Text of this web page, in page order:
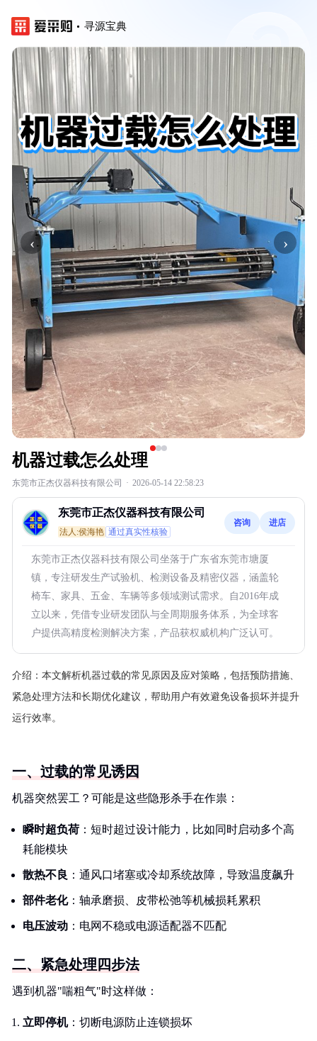
寻源宝典
‹ ›
机器过载怎么处理
东莞市正杰仪器科技有限公司 · 2026-05-14 22:58:23
东莞市正杰仪器科技有限公司
法人:侯海艳 通过真实性核验
咨询 进店
东莞市正杰仪器科技有限公司坐落于广东省东莞市塘厦
镇，专注研发生产试验机、检测设备及精密仪器，涵盖轮
椅车、家具、五金、车辆等多领域测试需求。自2016年成
立以来，凭借专业研发团队与全周期服务体系，为全球客
户提供高精度检测解决方案，产品获权威机构广泛认可。
介绍： 本文解析机器过载的常见原因及应对策略，包括预防措施、
紧急处理方法和长期优化建议，帮助用户有效避免设备损坏并提升
运行效率。
一、过载的常见诱因
机器突然罢工？可能是这些隐形杀手在作祟：
瞬时超负荷 ：短时超过设计能力，比如同时启动多个高
耗能模块
散热不良 ：通风口堵塞或冷却系统故障，导致温度飙升
部件老化：轴承磨损、皮带松弛等机械损耗累积
电压波动 ：电网不稳或电源适配器不匹配
二、紧急处理四步法
遇到机器"喘粗气"时这样做：
立即停机：切断电源防止连锁损坏